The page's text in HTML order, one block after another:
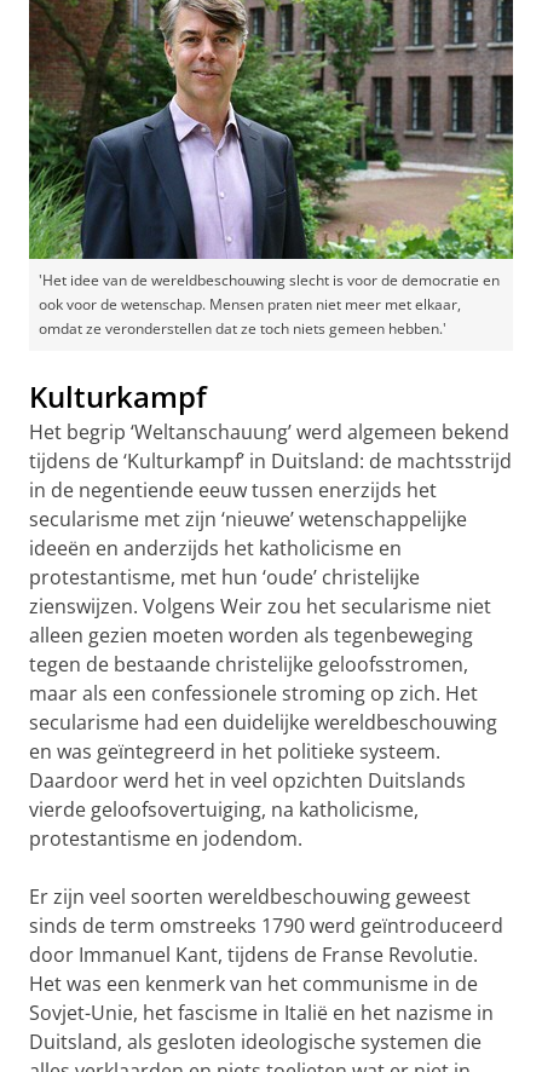
'Het idee van de wereldbeschouwing slecht is voor de democratie en
ook voor de wetenschap. Mensen praten niet meer met elkaar,
omdat ze veronderstellen dat ze toch niets gemeen hebben.'
Kulturkampf
Het begrip ‘Weltanschauung’ werd algemeen bekend
tijdens de ‘Kulturkampf’ in Duitsland: de machtsstrijd
in de negentiende eeuw tussen enerzijds het
secularisme met zijn ‘nieuwe’ wetenschappelijke
ideeën en anderzijds het katholicisme en
protestantisme, met hun ‘oude’ christelijke
zienswijzen. Volgens Weir zou het secularisme niet
alleen gezien moeten worden als tegenbeweging
tegen de bestaande christelijke geloofsstromen,
maar als een confessionele stroming op zich. Het
secularisme had een duidelijke wereldbeschouwing
en was geïntegreerd in het politieke systeem.
Daardoor werd het in veel opzichten Duitslands
vierde geloofsovertuiging, na katholicisme,
protestantisme en jodendom.
Er zijn veel soorten wereldbeschouwing geweest
sinds de term omstreeks 1790 werd geïntroduceerd
door Immanuel Kant, tijdens de Franse Revolutie.
Het was een kenmerk van het communisme in de
Sovjet-Unie, het fascisme in Italië en het nazisme in
Duitsland, als gesloten ideologische systemen die